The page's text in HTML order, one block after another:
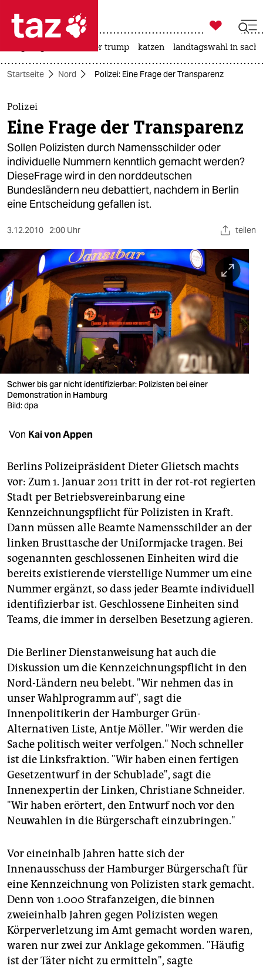
 taz zahl ich
taz zahl ich
themen
politik
öko
gesellschaft
kultur
berlin
nord
wahrheit
verlag
veranstaltungen
fragen & hilfe
unterstützen
abo
genossenschaft
epaper login

taz zahl ich
usa unter trump katzen landtagswahl in
Startseite Nord Polizei: Eine Frage der Transparenz
Polizei
Eine Frage der Transparenz
Sollen Polizisten durch Namensschilder oder
individuelle Nummern kenntlich gemacht werden?
DieseFrage wird in den norddeutschen
Bundesländern neu debattiert, nachdem in Berlin
eine Entscheidung gefallen ist.
3.12.2010 2:00 Uhr teilen
Schwer bis gar nicht identifizierbar: Polizisten bei einer
Demonstration in Hamburg
Bild: dpa
Von Kai von Appen
Berlins Polizeipräsident Dieter Glietsch machts
vor: Zum 1. Januar 2011 tritt in der rot-rot regierten
Stadt per Betriebsvereinbarung eine
Kennzeichnungspflicht für Polizisten in Kraft.
Dann müssen alle Beamte Namensschilder an der
linken Brusttasche der Uniformjacke tragen. Bei
sogenannten geschlossenen Einheiten wird die
bereits existierende vierstellige Nummer um eine
Nummer ergänzt, so dass jeder Beamte individuell
identifizierbar ist. Geschlossene Einheiten sind
Teams, die immer in derselben Besetzung agieren.
Die Berliner Dienstanweisung hat auch die
Diskussion um die Kennzeichnungspflicht in den
Nord-Ländern neu belebt. "Wir nehmen das in
unser Wahlprogramm auf", sagt die
Innenpolitikerin der Hamburger Grün-
Alternativen Liste, Antje Möller. "Wir werden die
Sache politisch weiter verfolgen." Noch schneller
ist die Linksfraktion. "Wir haben einen fertigen
Gesetzentwurf in der Schublade", sagt die
Innenexpertin der Linken, Christiane Schneider.
"Wir haben erörtert, den Entwurf noch vor den
Neuwahlen in die Bürgerschaft einzubringen."
Vor eineinhalb Jahren hatte sich der
Innenausschuss der Hamburger Bürgerschaft für
eine Kennzeichnung von Polizisten stark gemacht.
Denn von 1.000 Strafanzeigen, die binnen
zweieinhalb Jahren gegen Polizisten wegen
Körperverletzung im Amt gemacht worden waren,
waren nur zwei zur Anklage gekommen. "Häufig
ist der Täter nicht zu ermitteln", sagte